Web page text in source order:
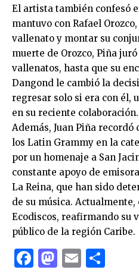
El artista también confesó
mantuvo con Rafael
vallenato y montar su
muerte de Orozco, Piña
vallenatos, hasta que su
Dangond le cambió la
regresar solo si era con él,
en su reciente colaboración.
Además, Juan Piña
los Latin Grammy en la
por un homenaje a San
constante apoyo de
La Reina, que han sido
de su música.
Ecodiscos, reafirmando su
público de la región Caribe.
Facebook
Mastodon
Email